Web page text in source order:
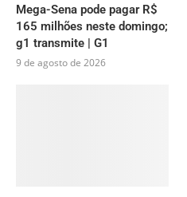
Mega-Sena pode pagar R$
165 milhões neste domingo;
g1 transmite | G1
9 de agosto de 2026